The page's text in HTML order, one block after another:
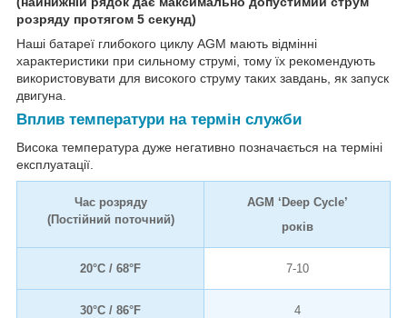
розряду протягом 5 секунд)
Наші батареї глибокого циклу AGM мають відмінні
характеристики при сильному струмі, тому їх рекомендують
використовувати для високого струму таких завдань, як запуск
двигуна.
Вплив температури на термін служби
Висока температура дуже негативно позначається на терміні
експлуатації.
Час розряду
(Постійний поточний)
AGM ‘Deep Cycle’
років
20°C / 68°F 7-10
30°C / 86°F 4